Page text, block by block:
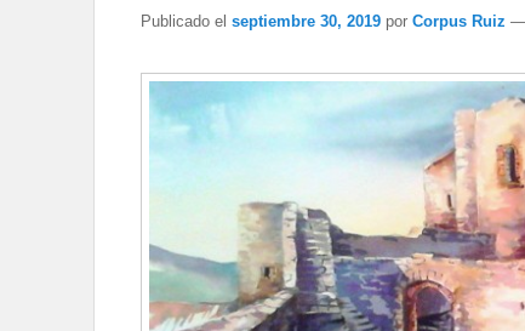
Publicado el septiembre 30, 2019 por Corpus Ruiz —